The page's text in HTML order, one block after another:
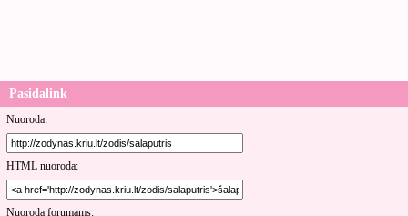
Pasidalink
Nuoroda:
HTML nuoroda:
Nuoroda forumams: